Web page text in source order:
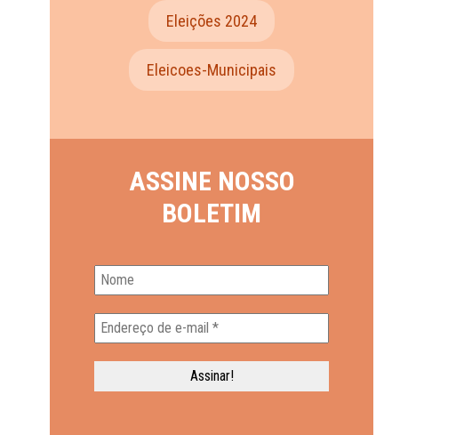
Eleições 2024
Eleicoes-Municipais
ASSINE NOSSO
BOLETIM